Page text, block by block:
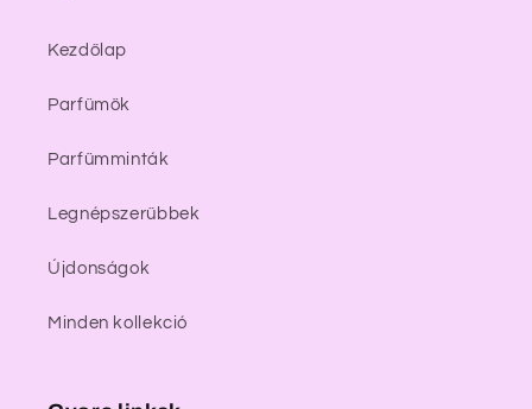
Kezdőlap
Parfümök
Parfümminták
Legnépszerűbbek
Újdonságok
Minden kollekció